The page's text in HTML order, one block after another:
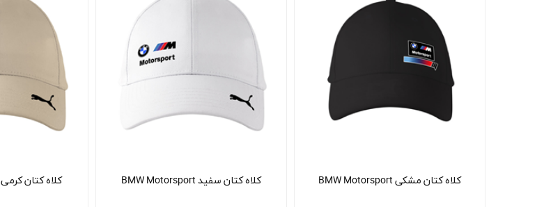
کلاه کتان مشکی BMW Motorsport کلاه کتان سفید BMW Motorsport کلاه کتان کرمی BMW Motorsport